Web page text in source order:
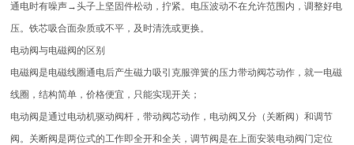
通电时有噪声→头子上坚固件松动，拧紧。电压波动不在允许范围内，调整好电
压。铁芯吸合面杂质或不平，及时清洗或更换。
电动阀与电磁阀的区别
电磁阀是电磁线圈通电后产生磁力吸引克服弹簧的压力带动阀芯动作，就一电磁
线圈，结构简单，价格便宜，只能实现开关；
电动阀是通过电动机驱动阀杆，带动阀芯动作，电动阀又分（关断阀）和调节
阀。关断阀是两位式的工作即全开和全关，调节阀是在上面安装电动阀门定位